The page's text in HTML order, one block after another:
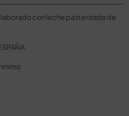
con leche pasterizada de